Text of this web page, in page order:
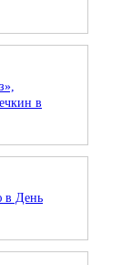
в
в День